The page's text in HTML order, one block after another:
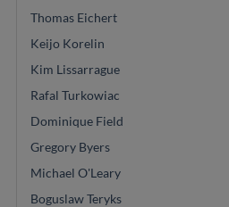
Thomas Eichert
Keijo Korelin
Kim Lissarrague
Rafal Turkowiac
Dominique Field
Gregory Byers
Michael O'Leary
Boguslaw Teryks